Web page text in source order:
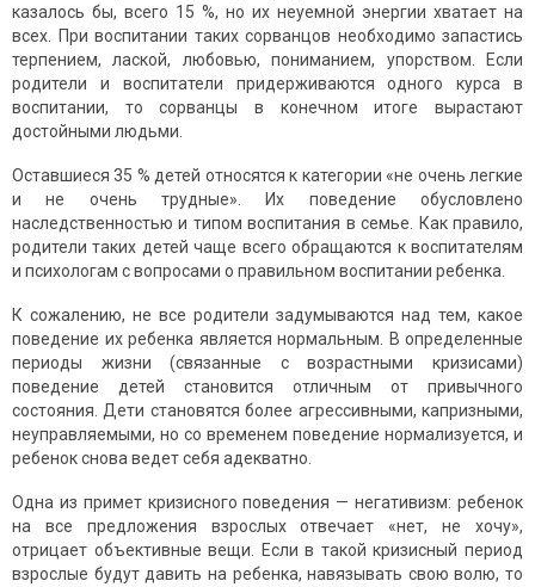
казалось бы, всего 15 %, но их неуемной энергии хватает на
всех. При воспитании таких сорванцов необходимо запастись
терпением, лаской, любовью, пониманием, упорством. Если
родители и воспи­татели придерживаются одного курса в
воспитании, то сорванцы в конечном итоге вырастают
достойными людьми.
Оставшиеся 35 % детей относятся к категории «не очень легкие
и не очень трудные». Их поведение обусловлено
наследственностью и типом воспитания в семье. Как правило,
родители таких детей чаще всего обращаются к воспитателям
и психологам с вопросами о правильном воспитании ребенка.
К сожалению, не все родители задумываются над тем, какое
поведение их ребенка является нормальным. В определенные
периоды жизни (связанные с возрастными кризисами)
поведение детей становится отличным от привычного
состояния. Дети становятся более агрессивными, капризными,
неуправляемыми, но со временем поведение нормализуется, и
ребенок снова ведет себя адекватно.
Одна из примет кризисного поведения — негативизм: ребенок
на все предложения взрослых отвечает «нет, не хочу»,
отрицает объективные вещи. Если в такой кризисный период
взрослые будут давить на ребенка, навязывать свою волю, то